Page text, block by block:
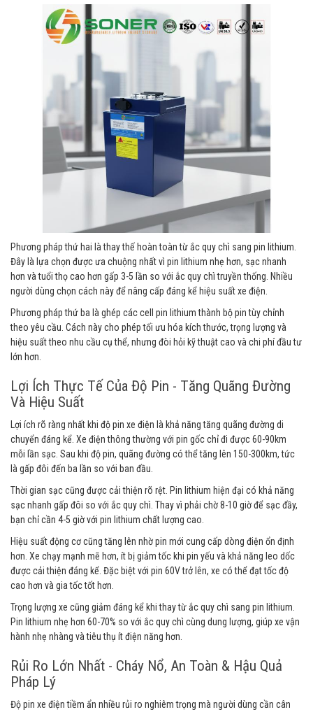
Phương pháp thứ hai là thay thế hoàn toàn từ ắc quy chì sang pin lithium.
Đây là lựa chọn được ưa chuộng nhất vì pin lithium nhẹ hơn, sạc nhanh
hơn và tuổi thọ cao hơn gấp 3-5 lần so với ắc quy chì truyền thống. Nhiều
người dùng chọn cách này để nâng cấp đáng kể hiệu suất xe điện.
Phương pháp thứ ba là ghép các cell pin lithium thành bộ pin tùy chỉnh
theo yêu cầu. Cách này cho phép tối ưu hóa kích thước, trọng lượng và
hiệu suất theo nhu cầu cụ thể, nhưng đòi hỏi kỹ thuật cao và chi phí đầu tư
lớn hơn.
Lợi Ích Thực Tế Của Độ Pin - Tăng Quãng Đường
Và Hiệu Suất
Lợi ích rõ ràng nhất khi độ pin xe điện là khả năng tăng quãng đường di
chuyển đáng kể. Xe điện thông thường với pin gốc chỉ đi được 60-90km
mỗi lần sạc. Sau khi độ pin, quãng đường có thể tăng lên 150-300km, tức
là gấp đôi đến ba lần so với ban đầu.
Thời gian sạc cũng được cải thiện rõ rệt. Pin lithium hiện đại có khả năng
sạc nhanh gấp đôi so với ắc quy chì. Thay vì phải chờ 8-10 giờ để sạc đầy,
bạn chỉ cần 4-5 giờ với pin lithium chất lượng cao.
Hiệu suất động cơ cũng tăng lên nhờ pin mới cung cấp dòng điện ổn định
hơn. Xe chạy mạnh mẽ hơn, ít bị giảm tốc khi pin yếu và khả năng leo dốc
được cải thiện đáng kể. Đặc biệt với pin 60V trở lên, xe có thể đạt tốc độ
cao hơn và gia tốc tốt hơn.
Trọng lượng xe cũng giảm đáng kể khi thay từ ắc quy chì sang pin lithium.
Pin lithium nhẹ hơn 60-70% so với ắc quy chì cùng dung lượng, giúp xe vận
hành nhẹ nhàng và tiêu thụ ít điện năng hơn.
Rủi Ro Lớn Nhất - Cháy Nổ, An Toàn & Hậu Quả
Pháp Lý
Độ pin xe điện tiềm ẩn nhiều rủi ro nghiêm trọng mà người dùng cần cân